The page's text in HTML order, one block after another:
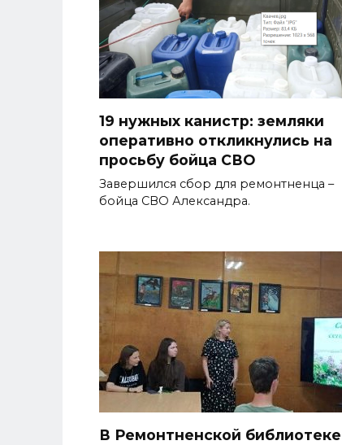
19 нужных канистр: земляки
оперативно откликнулись на
просьбу бойца СВО
Завершился сбор для ремонтненца –
бойца СВО Александра.
В Ремонтненской библиотеке